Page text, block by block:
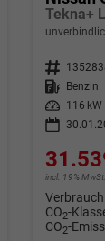
Tekna+
Fahrzeugnr.
Kraftstoff
Benzin
Leistung
116 kW
incl. 19% MwSt.
CO2-
CO2-